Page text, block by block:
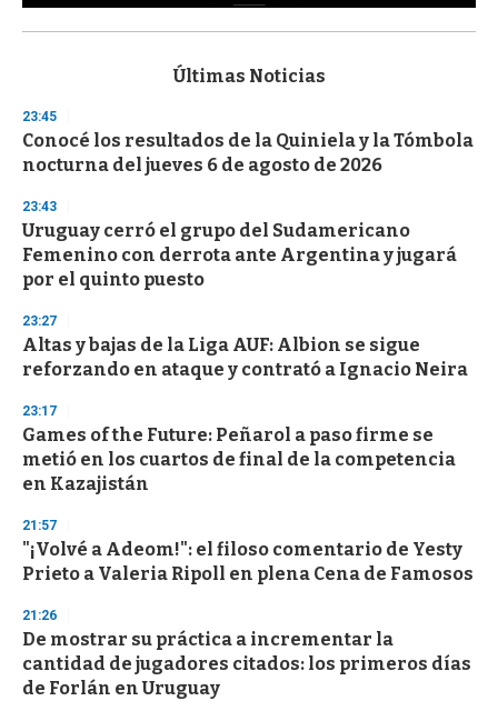
s
d
s
o
f
3
s
e
c
o
d
s
Últimas Noticias
23:45
Conocé los resultados de la Quiniela y la Tómbola
nocturna del jueves 6 de agosto de 2026
23:43
Uruguay cerró el grupo del Sudamericano
Femenino con derrota ante Argentina y jugará
por el quinto puesto
23:27
Altas y bajas de la Liga AUF: Albion se sigue
reforzando en ataque y contrató a Ignacio Neira
23:17
Games of the Future: Peñarol a paso firme se
metió en los cuartos de final de la competencia
en Kazajistán
21:57
"¡Volvé a Adeom!": el filoso comentario de Yesty
Prieto a Valeria Ripoll en plena Cena de Famosos
21:26
De mostrar su práctica a incrementar la
cantidad de jugadores citados: los primeros días
de Forlán en Uruguay